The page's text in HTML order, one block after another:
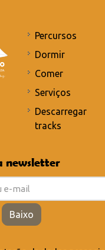
Percursos
Dormir
Comer
Serviços
Descarregar
tracks
newsletter
Baixo